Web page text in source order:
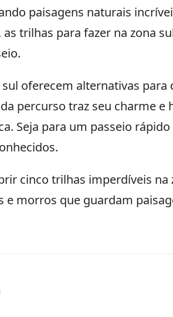
paisagens naturais
trilhas para fazer na zona
oferecem alternativas
percurso traz seu charme
Seja para um passeio
cinco trilhas imperdíveis
e morros que guardam